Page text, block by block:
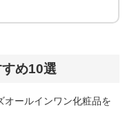
め10選
オールインワン化粧品を